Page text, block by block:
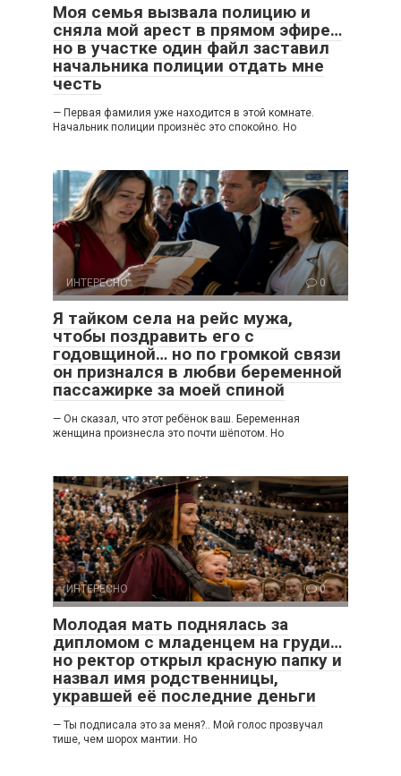
Моя семья вызвала полицию и
сняла мой арест в прямом эфире…
но в участке один файл заставил
начальника полиции отдать мне
честь
— Первая фамилия уже находится в этой комнате.
Начальник полиции произнёс это спокойно. Но
ИНТЕРЕСНО 0
Я тайком села на рейс мужа,
чтобы поздравить его с
годовщиной… но по громкой связи
он признался в любви беременной
пассажирке за моей спиной
— Он сказал, что этот ребёнок ваш. Беременная
женщина произнесла это почти шёпотом. Но
ИНТЕРЕСНО 0
Молодая мать поднялась за
дипломом с младенцем на груди…
но ректор открыл красную папку и
назвал имя родственницы,
укравшей её последние деньги
— Ты подписала это за меня?.. Мой голос прозвучал
тише, чем шорох мантии. Но